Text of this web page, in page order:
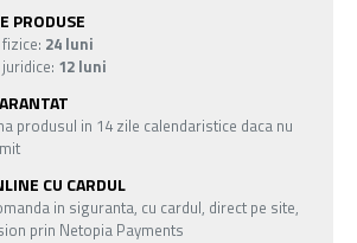
PRODUSE
24 luni
12 luni
produsul in 14 zile calendaristice daca nu
CU CARDUL
in siguranta, cu cardul, direct pe site,
prin Netopia Payments